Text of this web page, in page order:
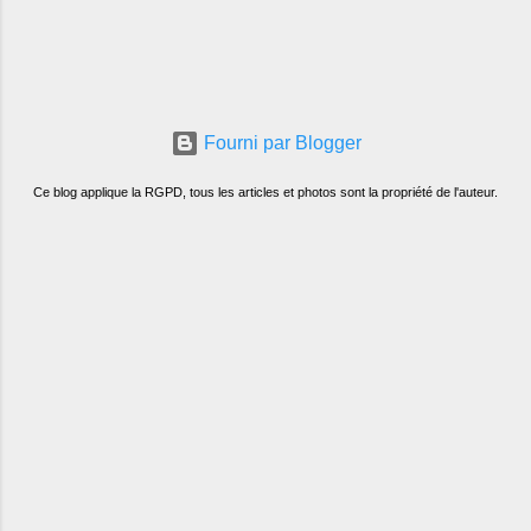
Fourni par Blogger
Ce blog applique la RGPD, tous les articles et photos sont la propriété de l'auteur.